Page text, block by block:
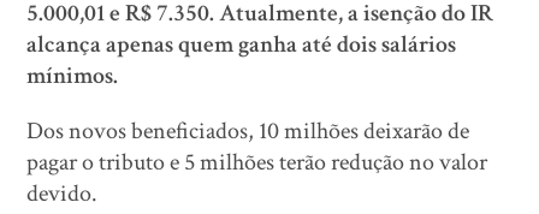
5.000,01 e R$ 7.350. Atualmente, a isenção do IR
alcança apenas quem ganha até dois salários
mínimos.
Dos novos beneficiados, 10 milhões deixarão de
pagar o tributo e 5 milhões terão redução no valor
devido.